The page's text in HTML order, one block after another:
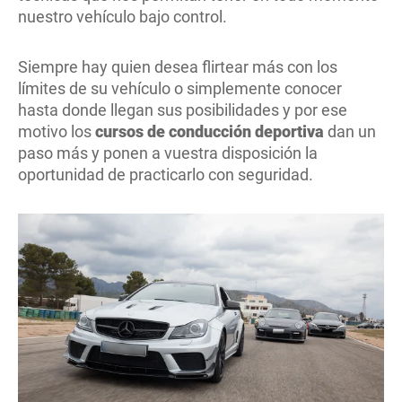
nuestro vehículo bajo control.
Siempre hay quien desea flirtear más con los
límites de su vehículo o simplemente conocer
hasta donde llegan sus posibilidades y por ese
motivo loscursos de conducción deportiva dan un
paso más y ponen a vuestra disposición la
oportunidad de practicarlo con seguridad.